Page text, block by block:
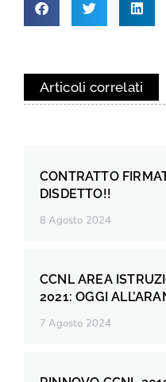
Articoli correlati
CONTRATTO
DISDETTO!!
8 Agosto 2024
CCNL AREA
2021: OGGI
7 Agosto 2024